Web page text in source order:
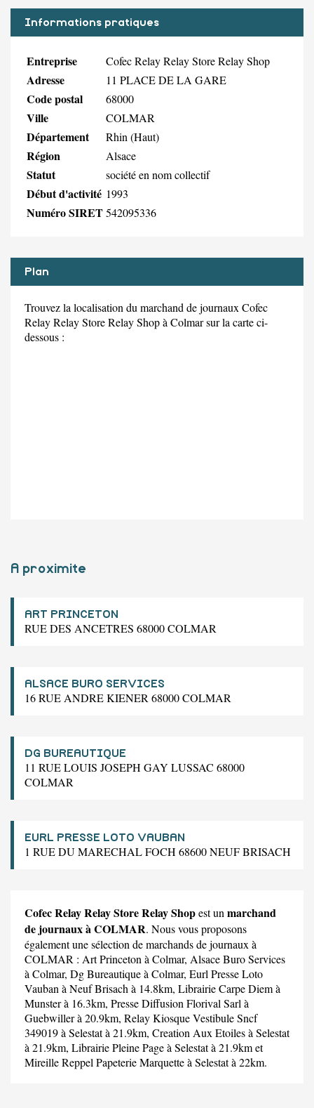
Informations pratiques
Entreprise Cofec Relay Relay Store Relay Shop
Adresse 11 PLACE DE LA GARE
Code postal 68000
Ville COLMAR
Département Rhin (Haut)
Région Alsace
Statut société en nom collectif
Début d'activité 1993
Numéro SIRET542095336
Plan
Trouvez la localisation du marchand de journaux Cofec
Relay Relay Store Relay Shop à Colmar sur la carte ci-
dessous :
A proximite
ART PRINCETON
RUE DES ANCETRES 68000 COLMAR
ALSACE BURO SERVICES
16 RUE ANDRE KIENER 68000 COLMAR
DG BUREAUTIQUE
11 RUE LOUIS JOSEPH GAY LUSSAC 68000
COLMAR
EURL PRESSE LOTO VAUBAN
1 RUE DU MARECHAL FOCH 68600 NEUF BRISACH
Cofec Relay Relay Store Relay Shopest un marchand
de journaux à COLMAR. Nous vous proposons
également une sélection de marchands de journaux à
COLMAR : Art Princeton à Colmar, Alsace Buro Services
à Colmar, Dg Bureautiqueà Colmar, Eurl Presse Loto
Vauban à Neuf Brisach à 14.8km, Librairie Carpe Diemà
Munster à 16.3km, Presse Diffusion Florival Sarl à
Guebwiller à 20.9km, Relay Kiosque Vestibule Sncf
349019à Selestat à 21.9km, Creation Aux Etoilesà Selestat
à 21.9km, Librairie Pleine Pageà Selestat à 21.9km et
Mireille Reppel Papeterie Marquetteà Selestat à 22km.